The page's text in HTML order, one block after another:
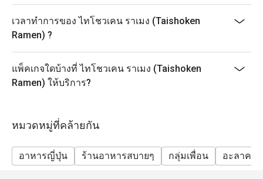
แตงปู, ปลาแซลมอนต้มซีอิ๊ว, ปลาซาบะต้มเต้าเจี้ยว, แฮม
เบิร์กเทริยากิ, สตูว์ลิ้นวัว, ข้าวฮายาชิ, โกโมคุชูกาดง, ข้าว
หน้าเนื้อ, ข้าวหน้าเนื้อและกิมจิ)
เวลาทำการของ ไทโชวเคน ราเมง (Taishoken
Ramen) ?
แพ็คเกจใดบ้างที่ ไทโชวเคน ราเมง (Taishoken
Ramen) ให้บริการ?
หมวดหมู่ที่คล้ายกัน
อาหารญี่ปุ่น ร้านอาหารสบายๆ กลุ่มเพื่อน อะลาคา